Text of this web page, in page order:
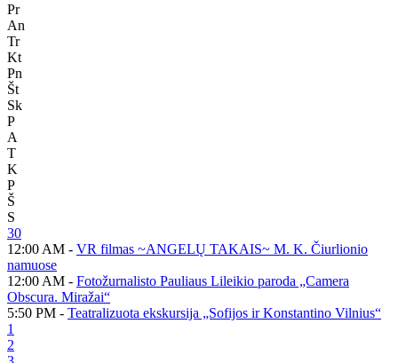
Pr
An
Tr
Kt
Pn
Št
Sk
P
A
T
K
P
Š
S
30
12:00 AM - VR filmas ~ANGELŲ TAKAIS~ M. K. Čiurlionio
namuose
12:00 AM - Fotožurnalisto Pauliaus Lileikio paroda „Camera
Obscura. Miražai“
5:50 PM - Teatralizuota ekskursija „Sofijos ir Konstantino Vilnius“
1
2